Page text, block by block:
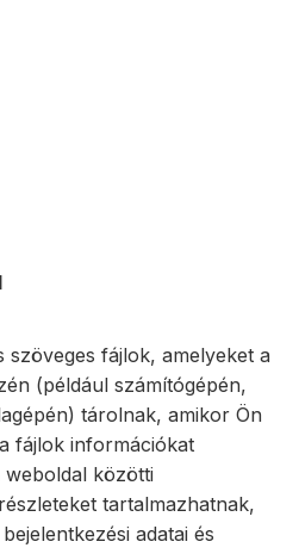
szöveges fájlok, amelyeket a
(például számítógépén,
tárolnak, amikor Ön
fájlok információkat
közötti
tartalmazhatnak,
adatai és